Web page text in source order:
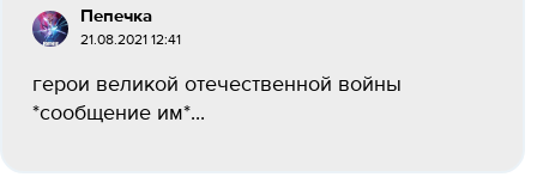
Пепечка
21.08.2021 12:41
герои великой отечественной войны
*сообщение им*​...